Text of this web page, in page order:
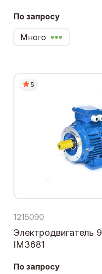
По запросу
Много
5
1215090
IM3681
По запросу